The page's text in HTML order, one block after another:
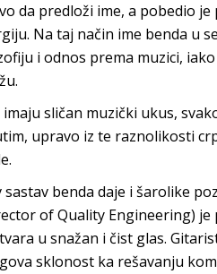
da predloži ime, a pobedio
Na taj način ime benda u
i odnos prema muzici,
sličan muzički ukus,
upravo iz te raznolikosti
sastav benda daje i šarolike
of Quality Engineering)
u snažan i čist glas.
sklonost ka rešavanju